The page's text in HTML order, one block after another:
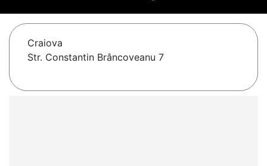
Craiova
Str. Constantin Brâncoveanu 7